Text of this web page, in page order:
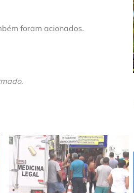
foram acionados.
.